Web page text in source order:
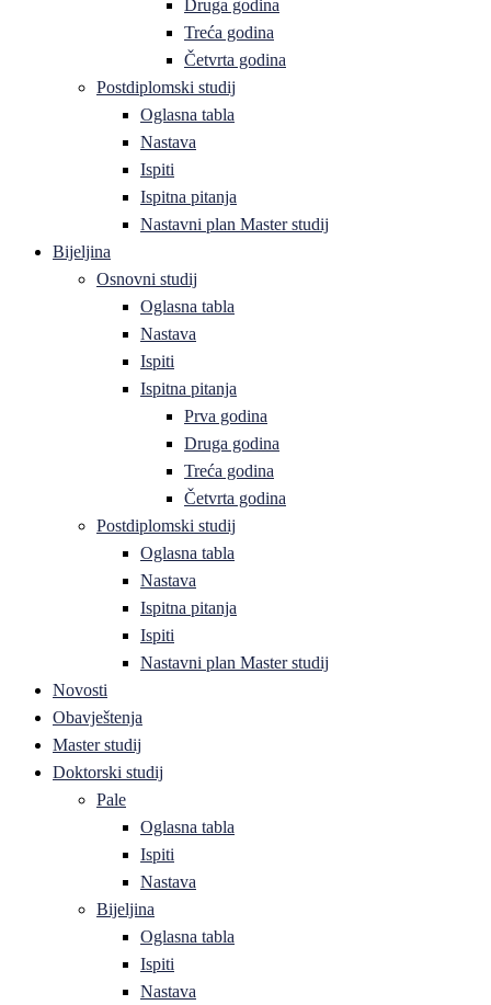
Druga godina
Treća godina
Četvrta godina
Postdiplomski studij
Oglasna tabla
Nastava
Ispiti
Ispitna pitanja
Nastavni plan Master studij
Bijeljina
Osnovni studij
Oglasna tabla
Nastava
Ispiti
Ispitna pitanja
Prva godina
Druga godina
Treća godina
Četvrta godina
Postdiplomski studij
Oglasna tabla
Nastava
Ispitna pitanja
Ispiti
Nastavni plan Master studij
Novosti
Obavještenja
Master studij
Doktorski studij
Pale
Oglasna tabla
Ispiti
Nastava
Bijeljina
Oglasna tabla
Ispiti
Nastava